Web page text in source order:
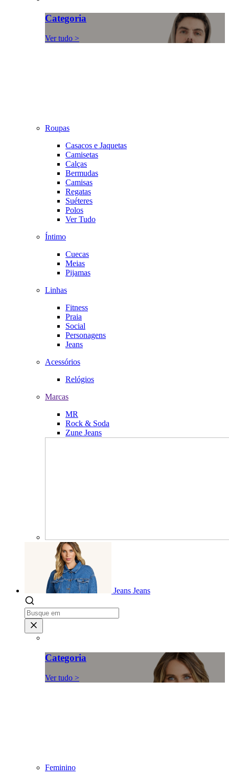
Categoria
Ver tudo >
Roupas
Casacos e Jaquetas
Camisetas
Calças
Bermudas
Camisas
Regatas
Suéteres
Polos
Ver Tudo
Íntimo
Cuecas
Meias
Pijamas
Linhas
Fitness
Praia
Social
Personagens
Jeans
Acessórios
Relógios
Marcas
MR
Rock & Soda
Zune Jeans
Jeans Jeans
Categoria
Ver tudo >
Feminino